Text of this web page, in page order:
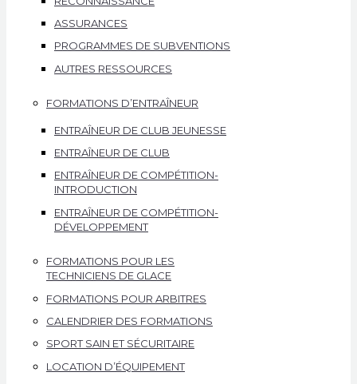
ASSURANCES
PROGRAMMES DE SUBVENTIONS
AUTRES RESSOURCES
FORMATIONS D’ENTRAÎNEUR
ENTRAÎNEUR DE CLUB JEUNESSE
ENTRAÎNEUR DE CLUB
ENTRAÎNEUR DE COMPÉTITION-
INTRODUCTION
ENTRAÎNEUR DE COMPÉTITION-
DÉVELOPPEMENT
FORMATIONS POUR LES
TECHNICIENS DE GLACE
FORMATIONS POUR ARBITRES
CALENDRIER DES FORMATIONS
SPORT SAIN ET SÉCURITAIRE
LOCATION D’ÉQUIPEMENT